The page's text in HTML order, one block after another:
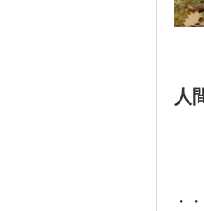
人
・